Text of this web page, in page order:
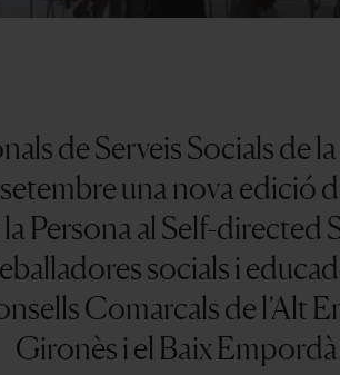
de Serveis Socials de
una nova edició
Persona al Self-directed
socials i
Comarcals de l’Alt
Gironès i el Baix